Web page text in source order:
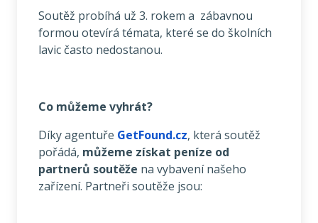
Soutěž probíhá už 3. rokem a zábavnou
formou otevírá témata, které se do školních
lavic často nedostanou.
Co můžeme vyhrát?
Díky agentuře GetFound.cz, která soutěž
pořádá, můžeme získat peníze od
partnerů soutěže na vybavení našeho
zařízení. Partneři soutěže jsou: